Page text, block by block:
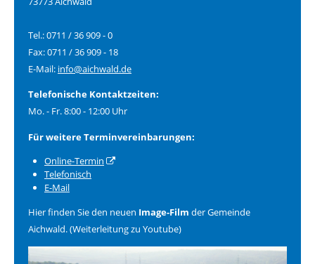
Tel.: 0711 / 36 909 - 0
Fax: 0711 / 36 909 - 18
E-Mail: info@aichwald.de
Telefonische Kontaktzeiten:
Mo. - Fr. 8:00 - 12:00 Uhr
Für weitere Terminvereinbarungen:
Online-Termin
Telefonisch
E-Mail
Hier finden Sie den neuen Image-Film der Gemeinde
Aichwald. (Weiterleitung zu Youtube)